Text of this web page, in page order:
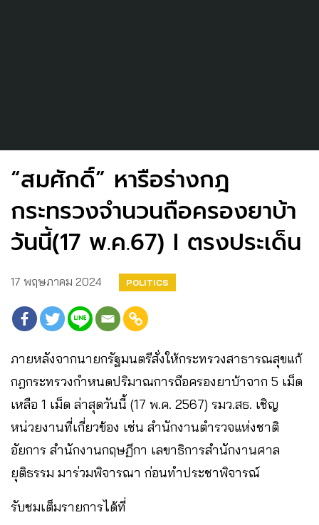
“สมศักดิ์” หารือร่างกฎ
กระทรวงจำนวนถือครองยาบ้า
วันนี้(17 พ.ค.67) I ตรงประเด็น
17 พฤษภาคม 2024 POLITICS
ภายหลังจากนายกรัฐมนตรีสั่งให้กระทรวงสาธารณสุขแก้
กฎกระทรวงกำหนดปริมาณการถือครองยาบ้าจาก 5 เม็ด
เหลือ 1 เม็ด ล่าสุดวันนี้ (17 พ.ค. 2567) รมว.สธ. เชิญ
หน่วยงานที่เกี่ยวข้อง เช่น สำนักงานตำรวจแห่งชาติ
อัยการ สำนักงานกฤษฏีกา เลขาธิการสำนักงานศาล
ยุติธรรม มาร่วมพิจารณา ก่อนทำประชาพิจารณ์
รับชมเต็มรายการได้ที่